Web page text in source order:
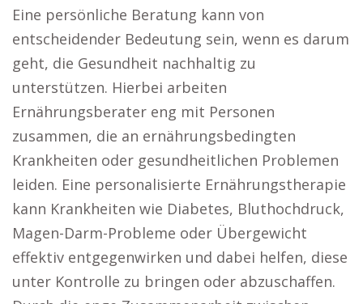
Eine persönliche Beratung kann von
entscheidender Bedeutung sein, wenn es darum
geht, die Gesundheit nachhaltig zu
unterstützen. Hierbei arbeiten
Ernährungsberater eng mit Personen
zusammen, die an ernährungsbedingten
Krankheiten oder gesundheitlichen Problemen
leiden. Eine personalisierte Ernährungstherapie
kann Krankheiten wie Diabetes, Bluthochdruck,
Magen-Darm-Probleme oder Übergewicht
effektiv entgegenwirken und dabei helfen, diese
unter Kontrolle zu bringen oder abzuschaffen.